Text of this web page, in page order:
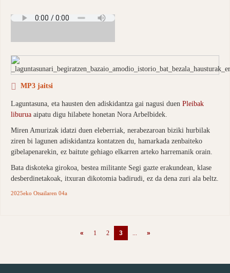
MP3 jaitsi
Laguntasuna, eta hausten den adiskidantza gai nagusi duen Pleibak
liburua aipatu digu hilabete honetan Nora Arbelbidek.
Miren Amurizak idatzi duen eleberriak, nerabezaroan biziki hurbilak
ziren bi lagunen adiskidantza kontatzen du, hamarkada zenbaiteko
gibelapenarekin, ez baitute gehiago elkarren arteko harremanik orain.
Bata diskoteka girokoa, bestea militante Segi gazte erakundean, klase
desberdinetakoak, itxuran dikotomia badirudi, ez da dena zuri ala beltz.
2025eko Otsailaren 04a
« 1 2 3(current)
... »